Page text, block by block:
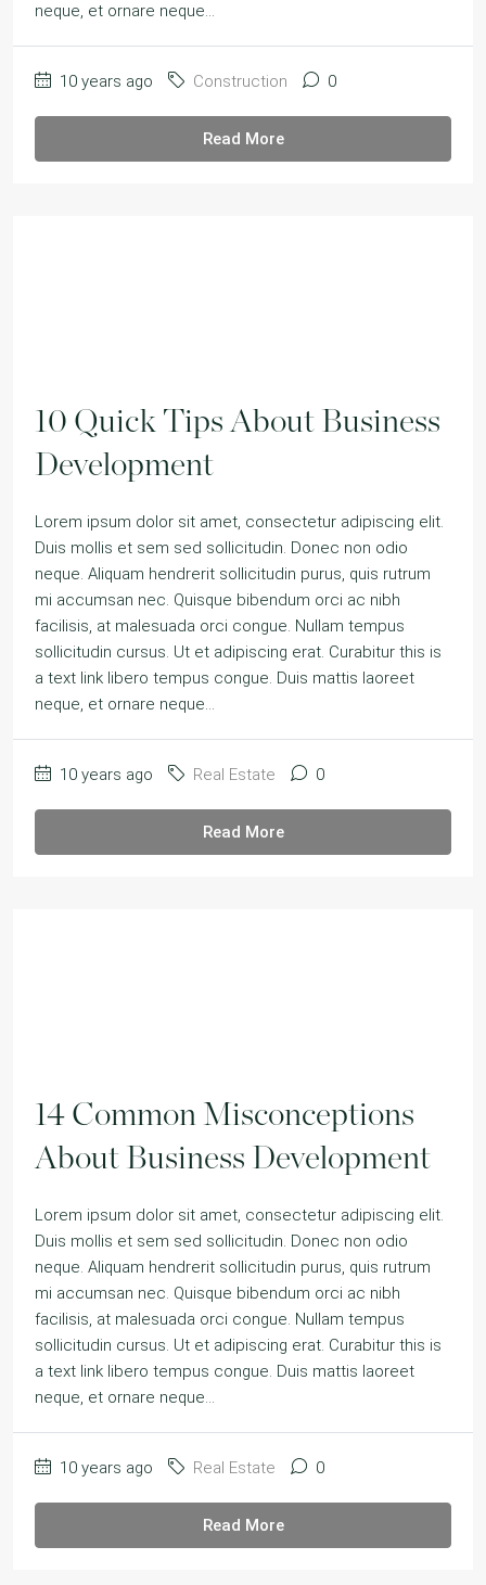
neque, et ornare neque...
10 years ago Construction 0
Read More
10 Quick Tips About Business
Development
Lorem ipsum dolor sit amet, consectetur adipiscing elit.
Duis mollis et sem sed sollicitudin. Donec non odio
neque. Aliquam hendrerit sollicitudin purus, quis rutrum
mi accumsan nec. Quisque bibendum orci ac nibh
facilisis, at malesuada orci congue. Nullam tempus
sollicitudin cursus. Ut et adipiscing erat. Curabitur this is
a text link libero tempus congue. Duis mattis laoreet
neque, et ornare neque...
10 years ago Real Estate 0
Read More
14 Common Misconceptions
About Business Development
Lorem ipsum dolor sit amet, consectetur adipiscing elit.
Duis mollis et sem sed sollicitudin. Donec non odio
neque. Aliquam hendrerit sollicitudin purus, quis rutrum
mi accumsan nec. Quisque bibendum orci ac nibh
facilisis, at malesuada orci congue. Nullam tempus
sollicitudin cursus. Ut et adipiscing erat. Curabitur this is
a text link libero tempus congue. Duis mattis laoreet
neque, et ornare neque...
10 years ago Real Estate 0
Read More